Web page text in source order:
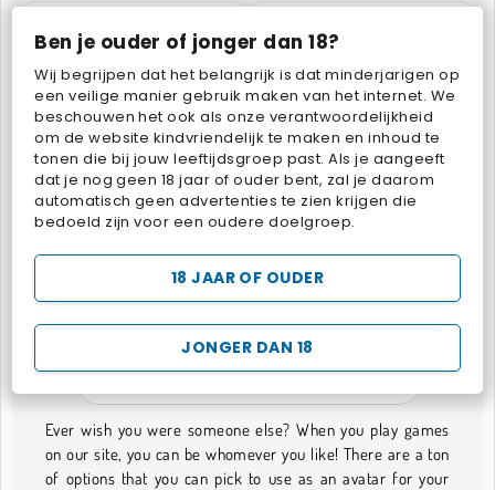
Ben je ouder of jonger dan 18?
Wij begrijpen dat het belangrijk is dat minderjarigen op
een veilige manier gebruik maken van het internet. We
beschouwen het ook als onze verantwoordelijkheid
om de website kindvriendelijk te maken en inhoud te
tonen die bij jouw leeftijdsgroep past. Als je aangeeft
dat je nog geen 18 jaar of ouder bent, zal je daarom
automatisch geen advertenties te zien krijgen die
bedoeld zijn voor een oudere doelgroep.
JONGER DAN 18
18 JAAR OF OUDER
Fashionista Avatar Studio Dress Up Blue Girls Makeup
My Manga Avatar
Ever wish you were someone else? When you play games
on our site, you can be whomever you like! There are a ton
of options that you can pick to use as an avatar for your